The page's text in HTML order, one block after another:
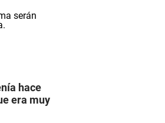
hace
era muy